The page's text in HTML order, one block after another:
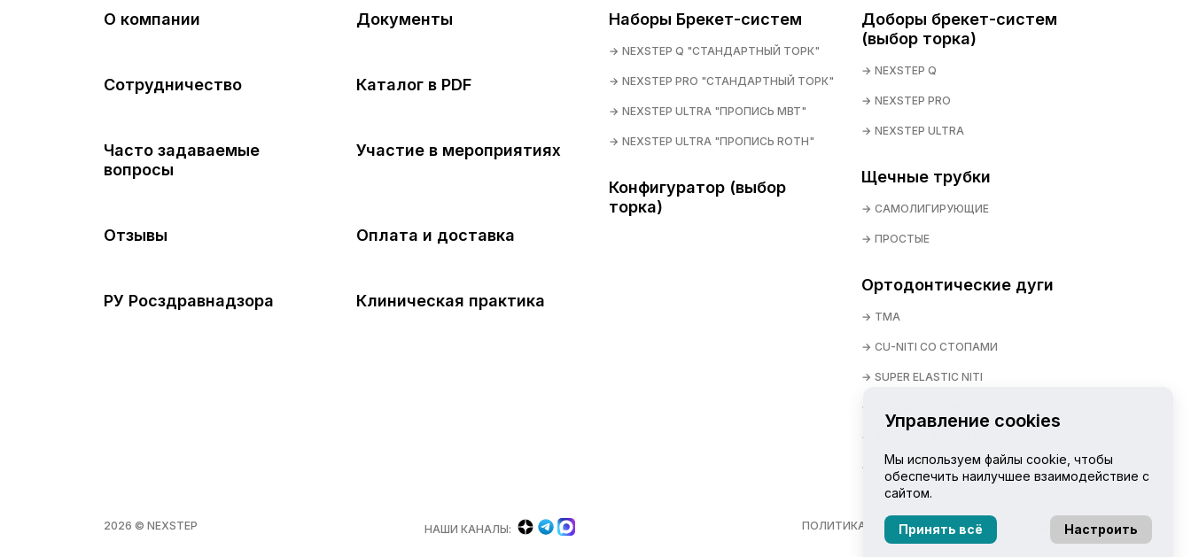
О компании Документы
Сотрудничество Каталог в PDF
Часто задаваемые
вопросы
Участие в мероприятиях
Отзывы Оплата и доставка
РУ Росздравнадзора Клиническая практика
Наборы Брекет-систем
NEXSTEP Q "СТАНДАРТНЫЙ ТОРК"
NEXSTEP PRO "СТАНДАРТНЫЙ ТОРК"
NEXSTEP ULTRA "ПРОПИСЬ MBT"
NEXSTEP ULTRA "ПРОПИСЬ ROTH"
Конфигуратор (выбор
торка)
Доборы брекет-систем
(выбор торка)
NEXSTEP Q
NEXSTEP PRO
NEXSTEP ULTRA
Щечные трубки
САМОЛИГИРУЮЩИЕ
ПРОСТЫЕ
Ортодонтические дуги
TMA
CU-NITI СО СТОПАМИ
SUPER ELASTIC NITI
REVERSE CURVE NITI
2026 © NEXSTEP НАШИ КАНАЛЫ: ПОЛИТИКА ОБРАБОТКИ ПЕРСОНАЛЬНЫХ ДАННЫХ
Управление cookies
Мы используем файлы cookie, чтобы
обеспечить наилучшее взаимодействие с
сайтом.
Принять всё Настроить